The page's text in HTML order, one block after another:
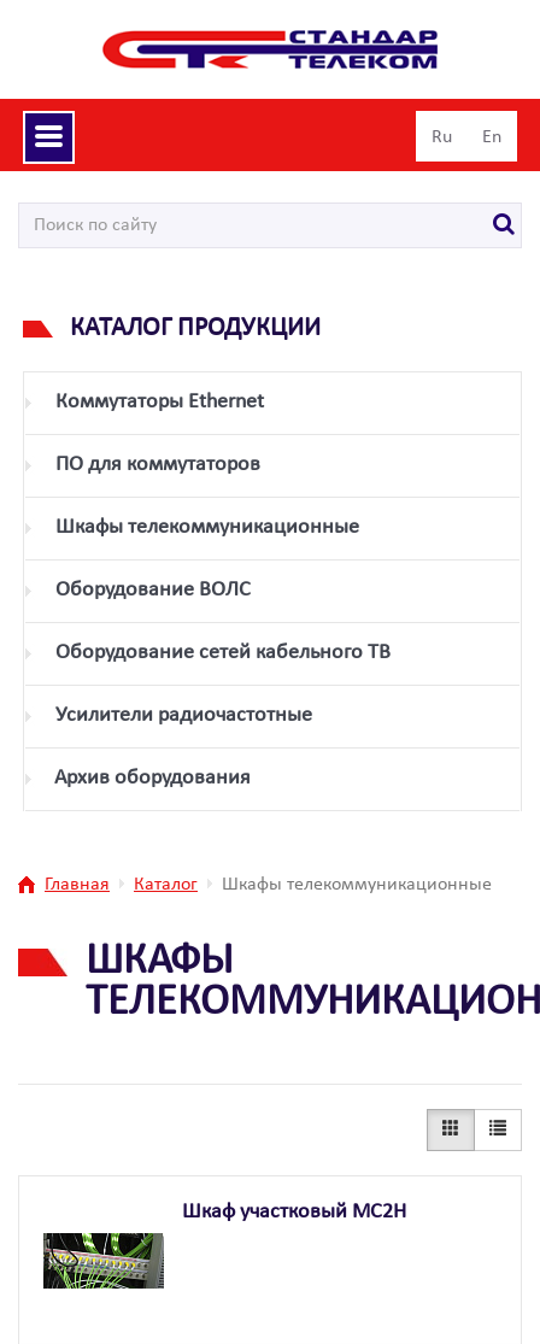
Toggle
navigation
Ru En
КАТАЛОГ ПРОДУКЦИИ
Коммутаторы Ethernet
ПО для коммутаторов
Шкафы телекоммуникационные
Оборудование ВОЛС
Оборудование сетей кабельного ТВ
Усилители радиочастотные
Архив оборудования
Главная Каталог Шкафы телекоммуникационные
ШКАФЫ
Шкаф участковый MC2H